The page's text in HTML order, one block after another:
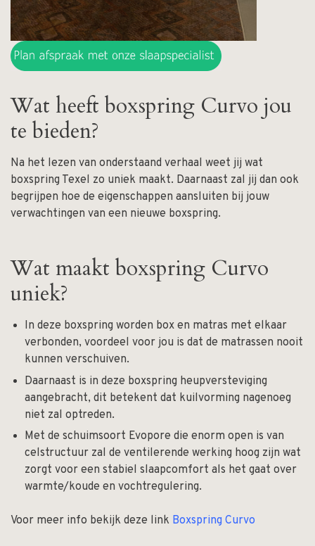
Wat heeft boxspring Curvo jou
te bieden?
Na het lezen van onderstaand verhaal weet jij wat
boxspring Texel zo uniek maakt. Daarnaast zal jij dan ook
begrijpen hoe de eigenschappen aansluiten bij jouw
verwachtingen van een nieuwe boxspring.
Wat maakt boxspring Curvo
uniek?
In deze boxspring worden box en matras met elkaar
verbonden, voordeel voor jou is dat de matrassen nooit
kunnen verschuiven.
Daarnaast is in deze boxspring heupversteviging
aangebracht, dit betekent dat kuilvorming nagenoeg
niet zal optreden.
Met de schuimsoort Evopore die enorm open is van
celstructuur zal de ventilerende werking hoog zijn wat
zorgt voor een stabiel slaapcomfort als het gaat over
warmte/koude en vochtregulering.
Voor meer info bekijk deze link Boxspring Curvo